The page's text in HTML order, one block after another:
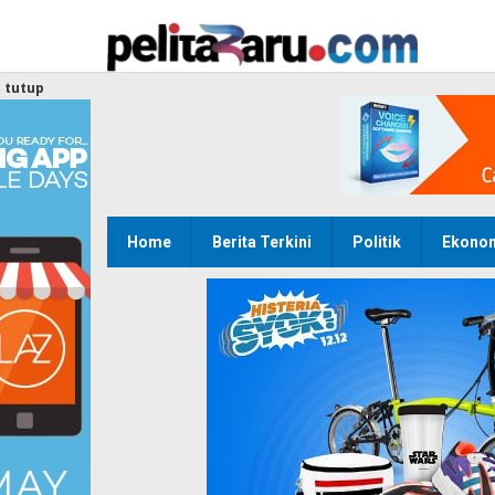
Home Berita Terkini Politik
tutup